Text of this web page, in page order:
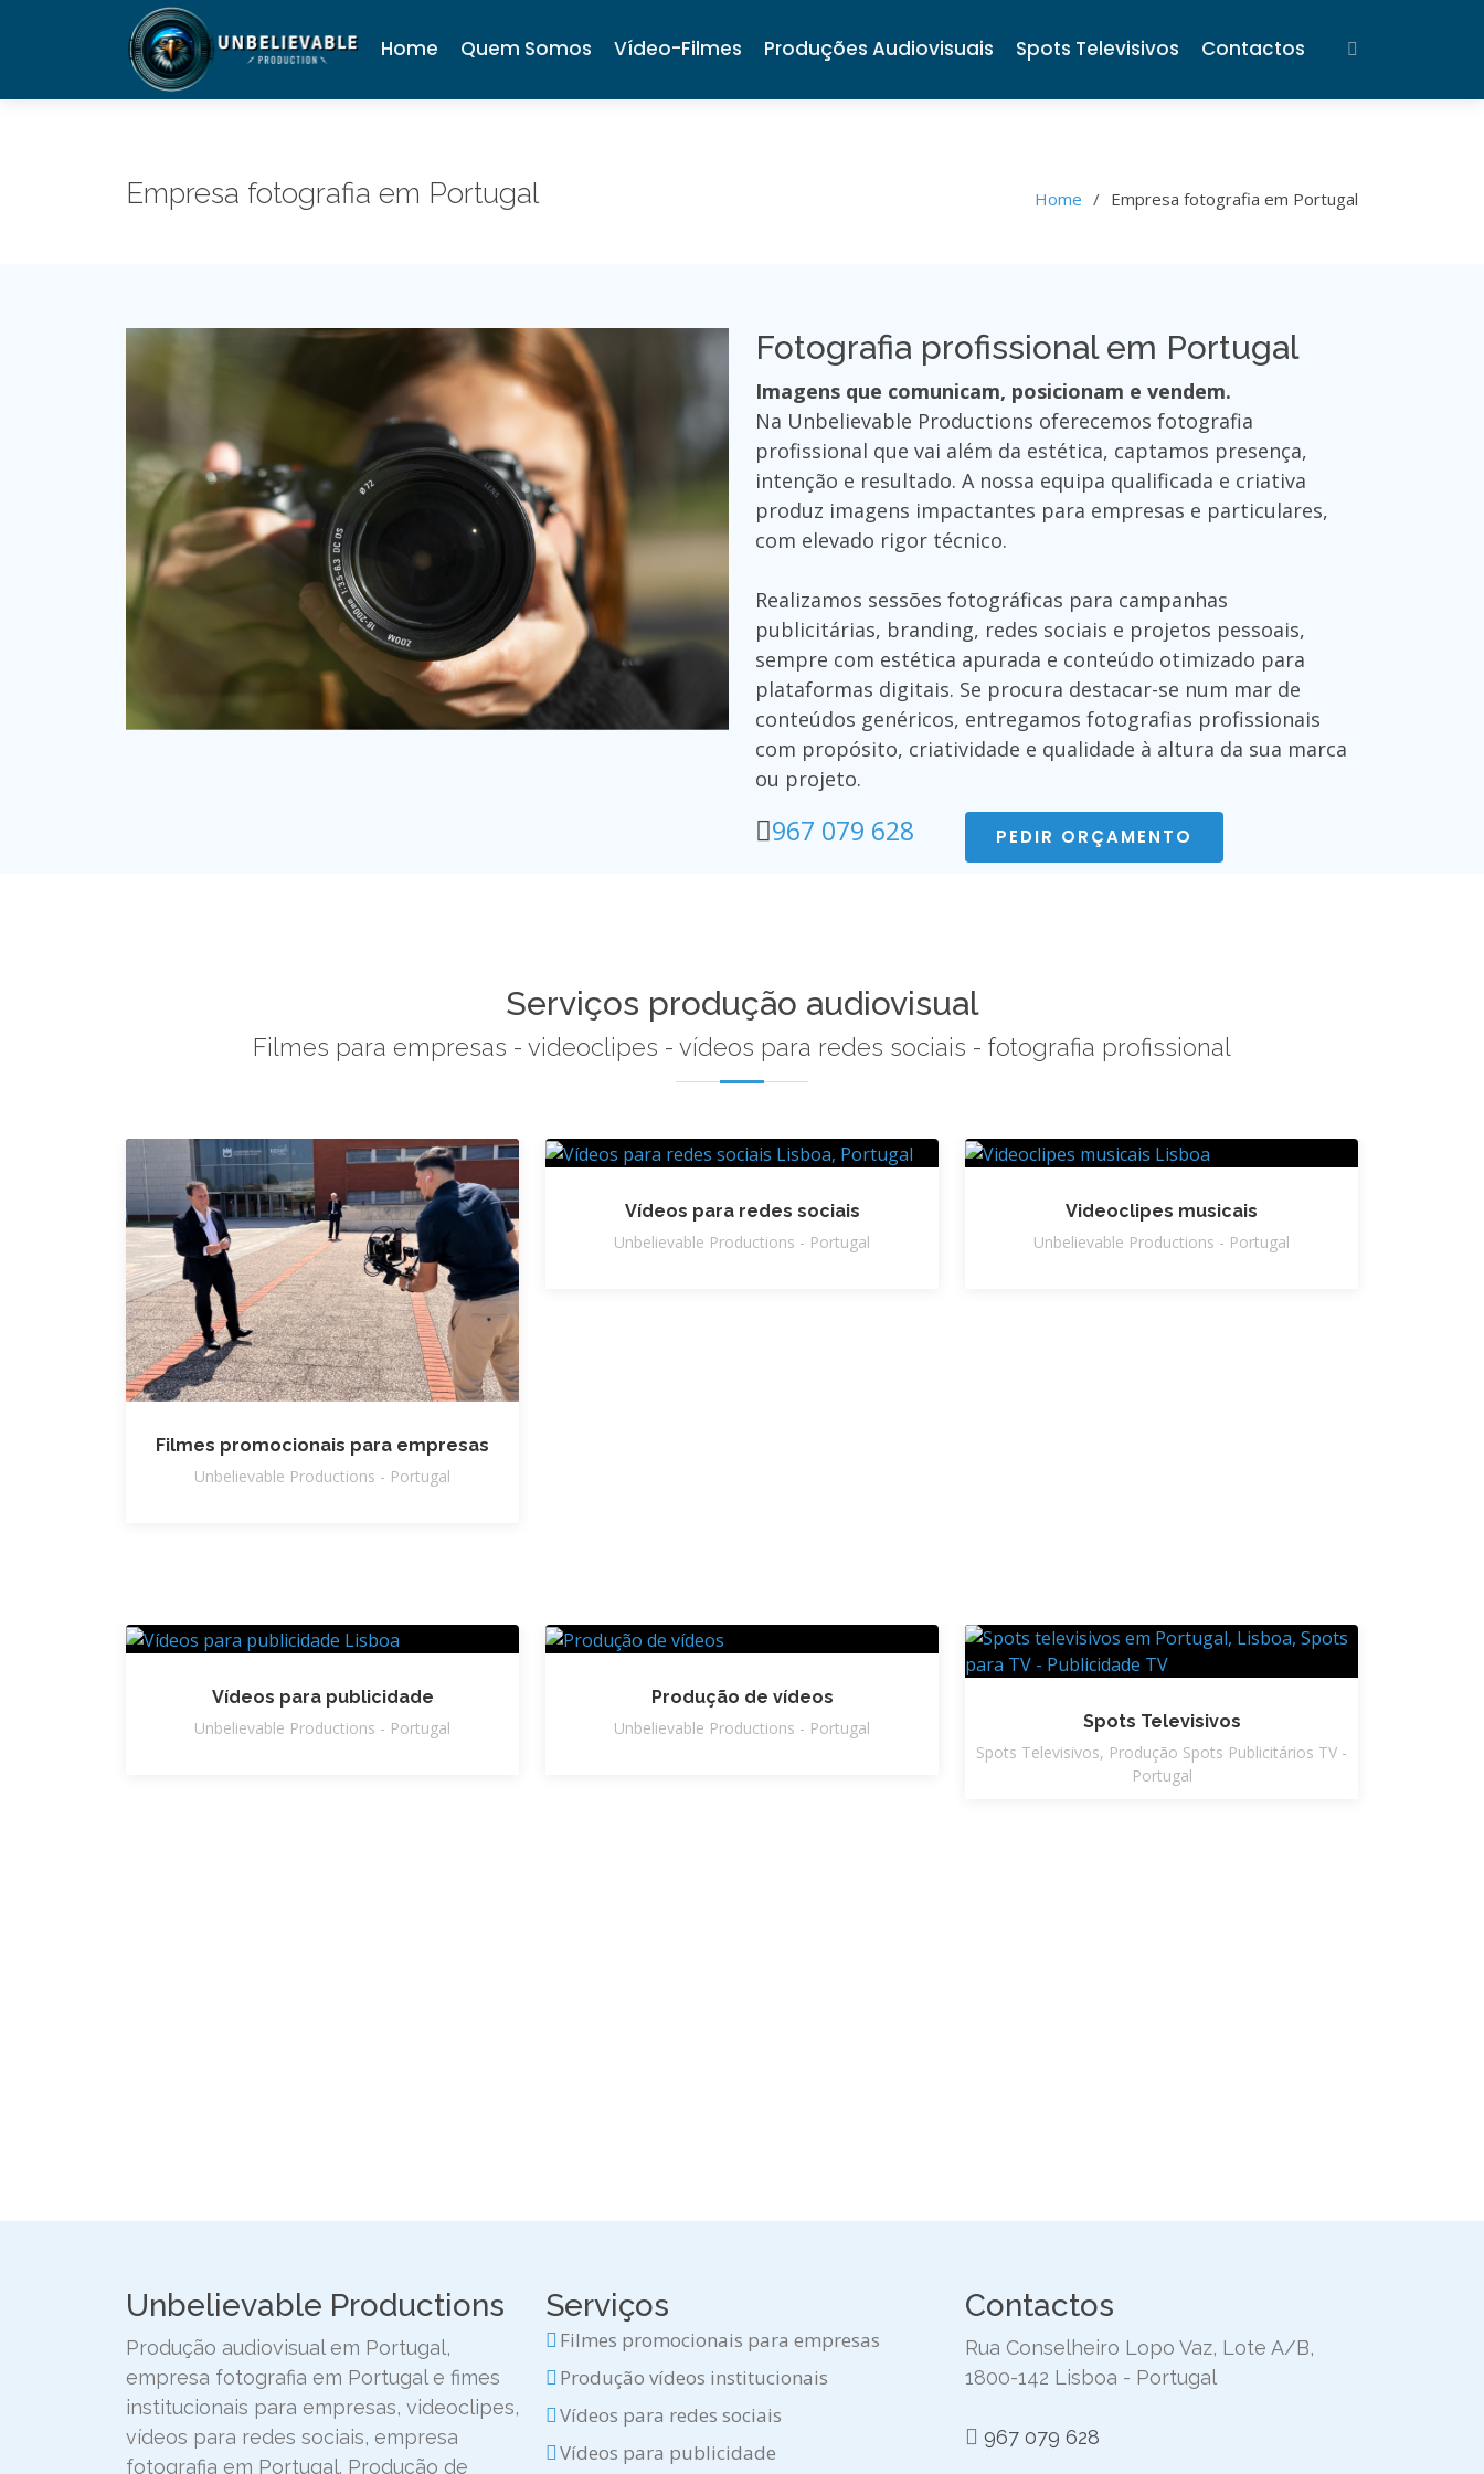
Home Quem Somos Vídeo-Filmes Produções Audiovisuais Spots Televisivos Contactos
Empresa fotografia em Portugal Home Empresa fotografia em Portugal
Fotografia profissional em Portugal
Imagens que comunicam, posicionam e vendem.
Na Unbelievable Productions oferecemos fotografia
profissional que vai além da estética, captamos presença,
intenção e resultado. A nossa equipa qualificada e criativa
produz imagens impactantes para empresas e particulares,
com elevado rigor técnico.
Realizamos sessões fotográficas para campanhas
publicitárias, branding, redes sociais e projetos pessoais,
sempre com estética apurada e conteúdo otimizado para
plataformas digitais. Se procura destacar-se num mar de
conteúdos genéricos, entregamos fotografias profissionais
com propósito, criatividade e qualidade à altura da sua marca
ou projeto.
967 079 628 PEDIR ORÇAMENTO
Serviços produção audiovisual
Filmes para empresas - videoclipes - vídeos para redes sociais - fotografia profissional
Filmes promocionais para empresas
Unbelievable Productions - Portugal
Vídeos para redes sociais
Unbelievable Productions - Portugal
Videoclipes musicais
Unbelievable Productions - Portugal
Vídeos para publicidade
Unbelievable Productions - Portugal
Produção de vídeos
Unbelievable Productions - Portugal
Spots Televisivos
Spots Televisivos, Produção Spots Publicitários TV -
Portugal
Unbelievable Productions
Produção audiovisual em Portugal,
empresa fotografia em Portugal e fimes
institucionais para empresas, videoclipes,
vídeos para redes sociais, empresa
fotografia em Portugal. Produção de
Serviços
Filmes promocionais para empresas
Produção vídeos institucionais
Vídeos para redes sociais
Vídeos para publicidade
Contactos
Rua Conselheiro Lopo Vaz, Lote A/B,
1800-142 Lisboa - Portugal
967 079 628